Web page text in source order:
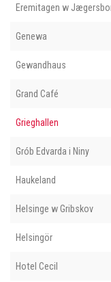
Eremitagen w
Genewa
Gewandhaus
Grand Café
Grieghallen
Grób Edvarda i Niny
Haukeland
Helsinge w Gribskov
Helsingör
Hotel Cecil